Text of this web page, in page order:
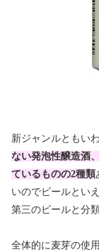
新ジャンルともい
ない発泡性醸造酒
ているものの2種類
いのでビールとい
第三のビールと分
全体的に麦芽の使